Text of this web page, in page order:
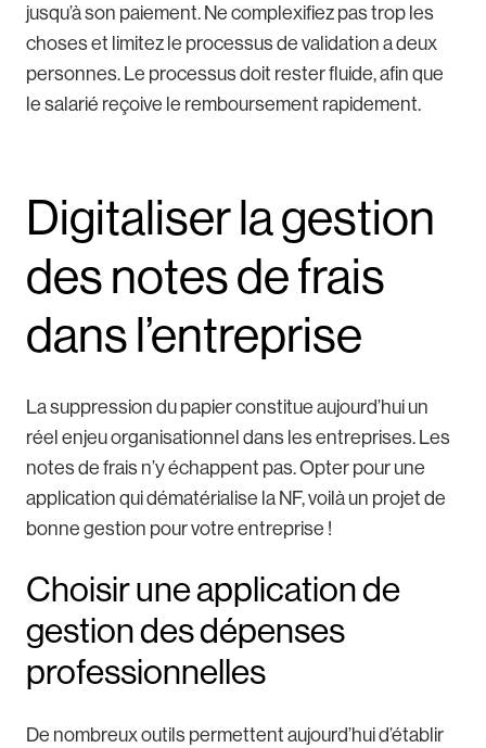
jusqu’à son paiement. Ne complexifiez pas trop les
choses et limitez le processus de validation a deux
personnes. Le processus doit rester fluide, afin que
le salarié reçoive le remboursement rapidement.
Digitaliser la gestion
des notes de frais
dans l’entreprise
La suppression du papier constitue aujourd’hui un
réel enjeu organisationnel dans les entreprises. Les
notes de frais n’y échappent pas. Opter pour une
application qui dématérialise la NF, voilà un projet de
bonne gestion pour votre entreprise !
Choisir une application de
gestion des dépenses
professionnelles
De nombreux outils permettent aujourd’hui d’établir